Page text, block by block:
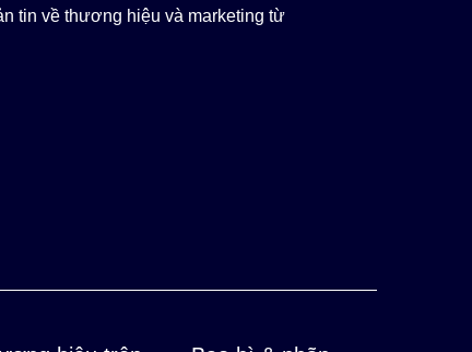
tin về thương hiệu và marketing từ